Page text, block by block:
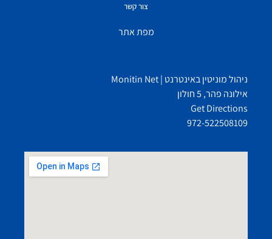
צור קשר
מפת אתר
ניהול מוניטין באינטרנט | Monitin Net
אילונה פהר, 5 חולון
Get Directions
972-522508109